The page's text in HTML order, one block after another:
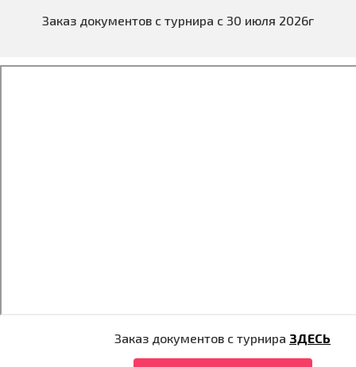
Заказ документов с турнира с 30 июля 2026г
Заказ документов с турнира ЗДЕСЬ